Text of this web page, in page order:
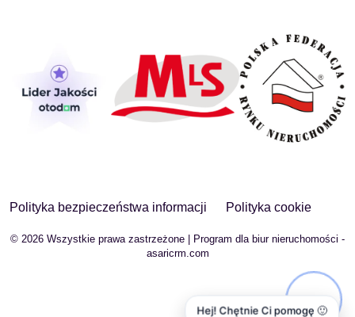
Polityka bezpieczeństwa informacji Polityka cookie
© 2026 Wszystkie prawa zastrzeżone | Program dla biur nieruchomości -
asaricrm.com
Hej! Chętnie Ci pomogę 🙂